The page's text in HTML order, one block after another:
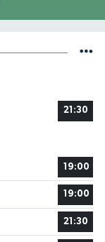
21:30
19:00
19:00
21:30